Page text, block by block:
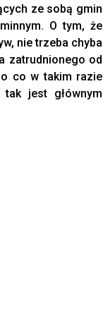
ze sobą gmin
O tym, że
nie trzeba chyba
zatrudnionego od
co w takim razie
jest głównym